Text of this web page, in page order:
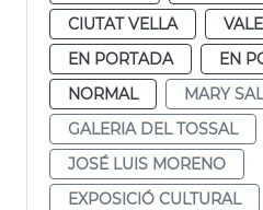
CIUTAT VELLA
EN PORTADA
EN
NORMAL
MARY
GALERIA DEL TOSSAL
JOSÉ LUIS MORENO
EXPOSICIÓ CULTURAL